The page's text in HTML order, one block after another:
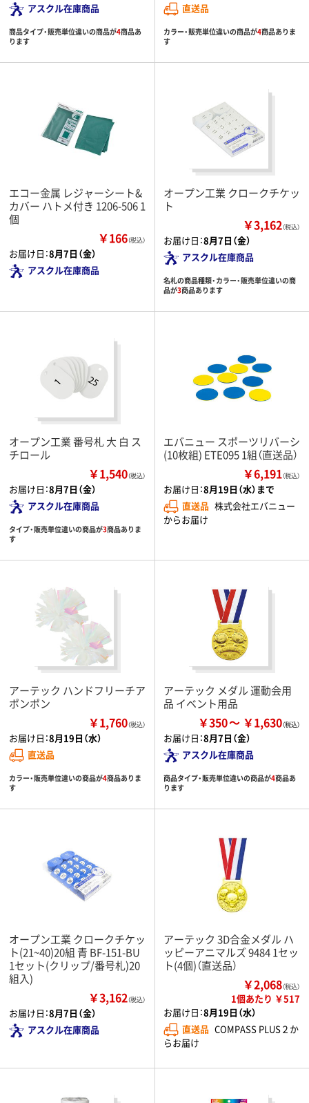
アスクル在庫商品
商品タイプ・販売単位違いの商品が4商品あ
ります
直送品
カラー・販売単位違いの商品が4商品ありま
す
エコー金属 レジャーシート&
カバー ハトメ付き 1206-506 1
個
￥166（税込）
お届け日：8月7日（金）
アスクル在庫商品
オープン工業 クロークチケッ
ト
￥3,162（税込）
お届け日：8月7日（金）
アスクル在庫商品
名札の商品種類・カラー・販売単位違いの商
品が3商品あります
オープン工業 番号札 大 白 ス
チロール
￥1,540（税込）
お届け日：8月7日（金）
アスクル在庫商品
タイプ・販売単位違いの商品が3商品ありま
す
エバニュー スポーツリバーシ
(10枚組) ETE095 1組（直送品）
￥6,191（税込）
お届け日：8月19日（水）まで
直送品 株式会社エバニュー
からお届け
アーテック ハンドフリーチア
ポンポン
￥1,760（税込）
お届け日：8月19日（水）
直送品
カラー・販売単位違いの商品が4商品ありま
す
アーテック メダル 運動会用
品 イベント用品
￥350 ￥1,630
お届け日：8月7日（金）
アスクル在庫商品
商品タイプ・販売単位違いの商品が4商品あ
ります
オープン工業 クロークチケッ
ト(21~40)20組 青 BF-151-BU
1セット(クリップ/番号札)20
組入)
￥3,162（税込）
お届け日：8月7日（金）
アスクル在庫商品
アーテック 3D合金メダル ハ
ッピーアニマルズ 9484 1セッ
ト(4個)（直送品）
￥2,068（税込）
1個あたり ￥517
お届け日：8月19日（水）
直送品 COMPASS PLUS２か
らお届け